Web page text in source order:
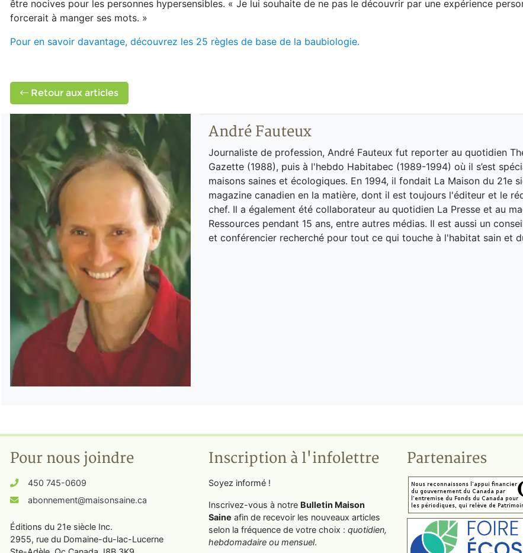
être nocives pour les personnes hypersensibles. « Je lui souhaite de ne pas le découvrir par une expérience
forcerait à manger ses mots. »
Pour en savoir davantage, découvrez les 25 règles de base de la baubiologie.
Retour aux articles
André Fauteux
Journaliste de profession, André Fauteux fut reporter au quotidien
Gazette (1988), puis à l'hebdo Habitabec (1989-1994) où il s’est
maisons saines et écologiques. En 1994, il fondait La Maison du 21e
magazine canadien en la matière, dont il est toujours l'éditeur et le
chef. Il a également été collaborateur au quotidien La Presse et au
Ressources pendant 15 ans, entre autres médias. Il est aussi un
et conférencier recherché pour tout ce qui touche à l'habitat sain et
Pour nous joindre
450 745-0609
abonnement@maisonsaine.ca
Éditions du 21e siècle Inc.
2955, rue du Domaine-du-lac-Lucerne
Inscription à l'infolettre
Soyez informé !
Inscrivez-vous à notre Bulletin Maison
Saine afin de recevoir les nouveaux articles
selon la fréquence de votre choix : quotidien,
hebdomadaire ou mensuel.
Partenaires